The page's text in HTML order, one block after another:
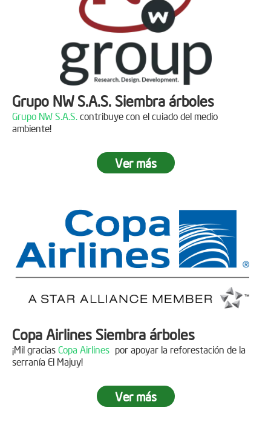
Grupo NW S.A.S. Siembra árboles
Grupo NW S.A.S. contribuye con el cuiado del medio
ambiente!
Jornada de reforestación
15 personas
Ver más
Copa Airlines Siembra árboles
¡Mil gracias Copa Airlines por apoyar la reforestación de la
serranía El Majuy!
Siembra en el Páramo Aguas Vivas
Ver más